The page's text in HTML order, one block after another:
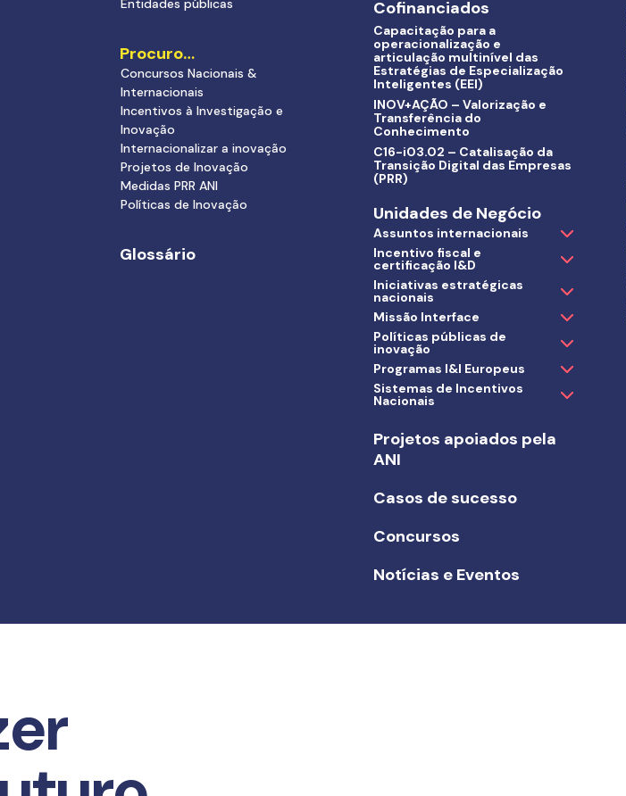
Entidades públicas
Procuro…
Concursos Nacionais &
Internacionais
Incentivos à Investigação e
Inovação
Internacionalizar a inovação
Projetos de Inovação
Medidas PRR ANI
Políticas de Inovação
Glossário
Cofinanciados
Capacitação para a
operacionalização e
articulação multinível das
Estratégias de Especialização
Inteligentes (EEI)
INOV+AÇÃO – Valorização e
Transferência do
Conhecimento
C16-i03.02 – Catalisação da
Transição Digital das Empresas
(PRR)
Unidades de Negócio
Assuntos internacionais
Incentivo fiscal e
certificação I&D
Iniciativas estratégicas
nacionais
Missão Interface
Políticas públicas de
inovação
Programas I&I Europeus
Sistemas de Incentivos
Nacionais
Projetos apoiados pela
ANI
Casos de sucesso
Concursos
Notícias e Eventos